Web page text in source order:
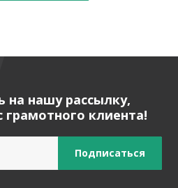
на нашу рассылку,
грамотного клиента!